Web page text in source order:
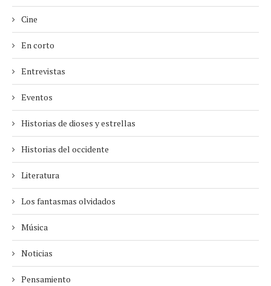
Cine
En corto
Entrevistas
Eventos
Historias de dioses y estrellas
Historias del occidente
Literatura
Los fantasmas olvidados
Música
Noticias
Pensamiento